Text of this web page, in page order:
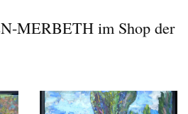
MERBETH im Shop der